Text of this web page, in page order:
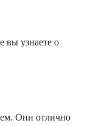
вы узнаете о
Они отлично